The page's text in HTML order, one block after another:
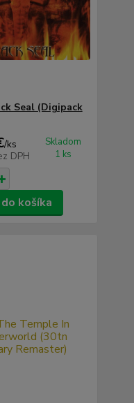
Seal (Digipack
/ks
DPH
Skladom
1 ks
košíka